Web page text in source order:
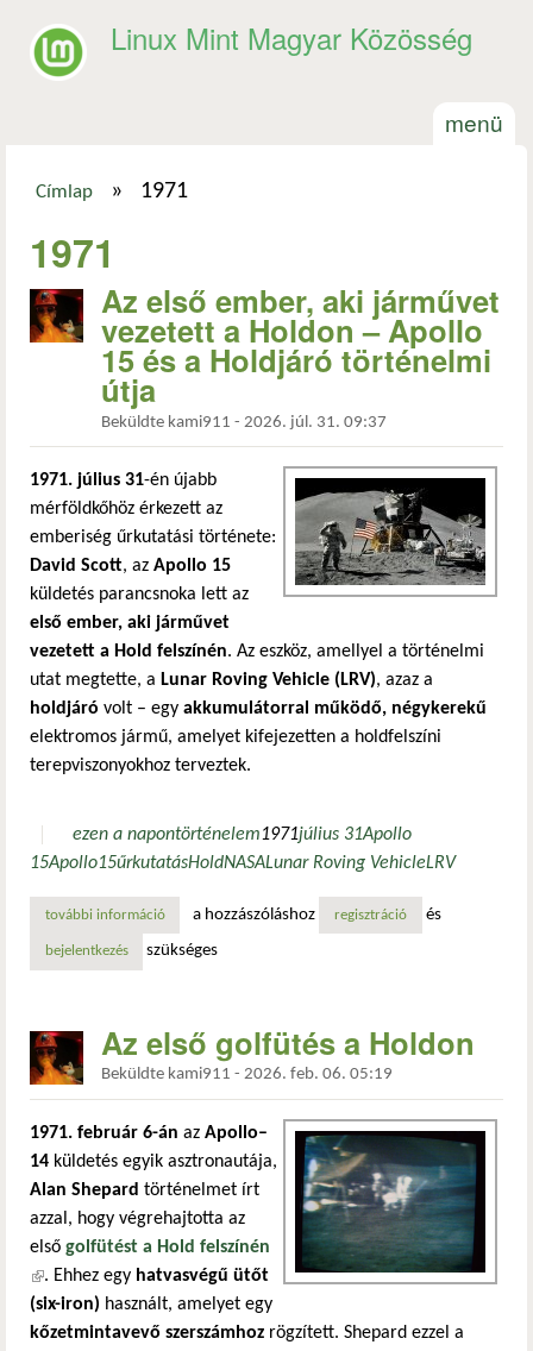
Linux Mint Magyar Közösség
menü
Címlap » 1971
1971
Az első ember, aki járművet
vezetett a Holdon – Apollo
15 és a Holdjáró történelmi
útja
Beküldte kami911 - 2026. júl. 31. 09:37
1971. július 31-én újabb
mérföldkőhöz érkezett az
emberiség űrkutatási története:
David Scott, az Apollo 15
küldetés parancsnoka lett az
első ember, aki járművet
vezetett a Hold felszínén. Az eszköz, amellyel a történelmi
utat megtette, a Lunar Roving Vehicle (LRV), azaz a
holdjáró volt – egy akkumulátorral működő, négykerekű
elektromos jármű, amelyet kifejezetten a holdfelszíni
terepviszonyokhoz terveztek.
ezen a napontörténelem1971július 31Apollo
15Apollo15űrkutatásHoldNASALunar Roving VehicleLRV
további információaz első ember, aki járművet vezetett a holdon – apollo
a hozzászóláshoz regisztráció és
bejelentkezés szükséges
Az első golfütés a Holdon
Beküldte kami911 - 2026. feb. 06. 05:19
1971. február 6-án az Apollo–
14 küldetés egyik asztronautája,
Alan Shepard történelmet írt
azzal, hogy végrehajtotta az
első golfütést a Hold felszínén
(külső hivatkozás)
. Ehhez egy hatvasvégű ütőt
(six-iron) használt, amelyet egy
kőzetmintavevő szerszámhoz rögzített. Shepard ezzel a